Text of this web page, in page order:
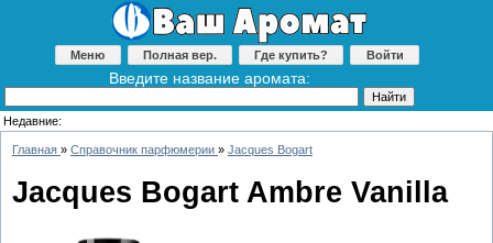
Меню Полная вер. Где купить? Войти
Введите название аромата:
Недавние:
Главная » Справочник парфюмерии » Jacques Bogart
Jacques Bogart Ambre Vanilla